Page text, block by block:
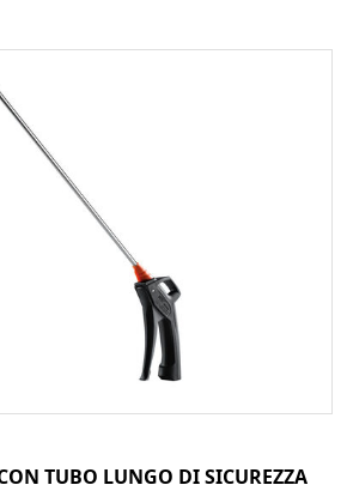
TUBO LUNGO DI SICUREZZA